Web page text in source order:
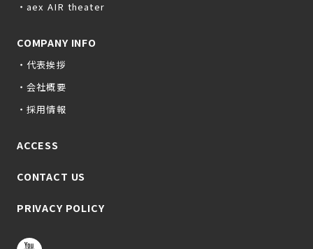
・aex AIR theater
COMPANY INFO
・代表挨拶
・会社概要
・採用情報
ACCESS
CONTACT US
PRIVACY POLICY